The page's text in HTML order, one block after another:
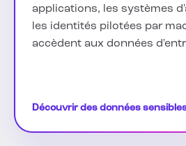
applications, les systèmes
les identités pilotées par
accèdent aux données
Découvrir des données